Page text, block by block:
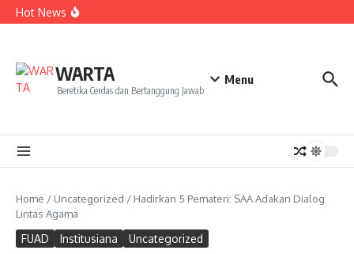
Lewati ke konten
Hot News
ke NCC 4 Bali
Sukseskan Kerja Bakti di Anjungan Melancar
WARTA
Beretika Cerdas dan Bertanggung Jawab
Menu
Home / Uncategorized / Hadirkan 5 Pemateri: SAA Adakan Dialog
Lintas Agama
FUAD Institusiana Uncategorized